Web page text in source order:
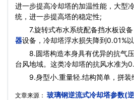
进一步提高冷却塔的加温性能，大型
统，进一步提高塔的稳定性;
7.旋转式布水系统配备挡水板设备
器设备，冷却塔浮水损失降到0.01%
8.圆塔构造本身具有优异的抗气压
台风地域。这类冷却塔的抗风水准为
9.身型小.重量轻.结构简单，拼装
文章来源： 玻璃钢逆流式冷却塔参数(